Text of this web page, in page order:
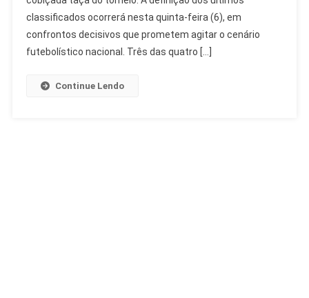
Final
Podem
Ser
classificados ocorrerá nesta quinta-feira (6), em
confrontos decisivos que prometem agitar o cenário
futebolístico nacional. Três das quatro […]
Continue Lendo